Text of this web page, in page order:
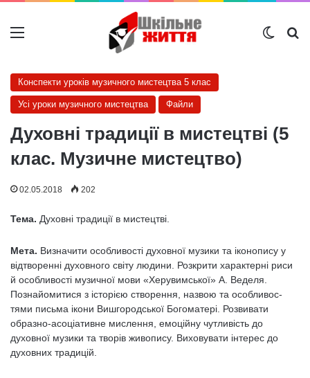
Меню
Конспекти уроків музичного мистецтва 5 клас
Усі уроки музичного мистецтва Файли
Духовні традиції в мистецтві (5
клас. Музичне мистецтво)
02.05.2018 202
Тема. Духовні традиції в мистецтві.
Мета. Визначити особливості духовної музики та іко­нопису у
відтворенні духовного світу людини. Розкрити характерні риси
й особливості музич­ної мови «Херувимської» А. Веделя.
Познайоми­тися з історією створення, назвою та особливос­
тями письма ікони Вишгородської Богоматері. Розвивати
образно-асоціативне мислення, емо­ційну чутливість до
духовної музики та творів живопису. Виховувати інтерес до
духовних тра­дицій.